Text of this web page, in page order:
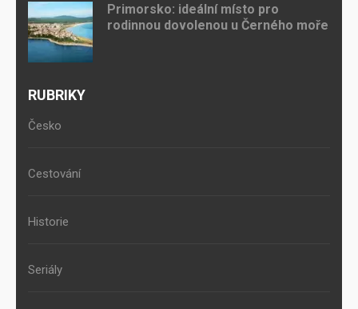
Primorsko: ideální místo pro
rodinnou dovolenou u Černého moře
RUBRIKY
Česko
Cestování
Historie
Seriály